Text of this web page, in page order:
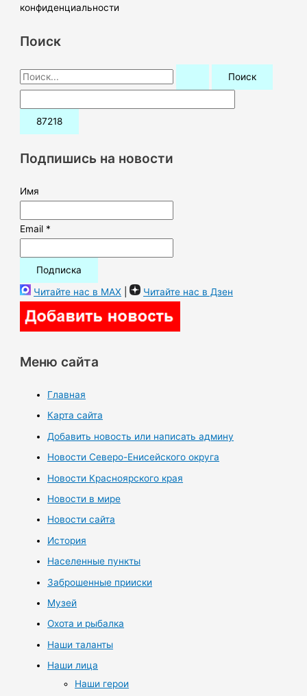
конфиденциальности
Поиск
П
о
и
:Подпишись на новости
Имя
Email *
Читайте нас в MAX | Читайте нас в Дзен
Меню сайта
Главная
Карта сайта
Добавить новость или написать админу
Новости Северо-Енисейского округа
Новости Красноярского края
Новости в мире
Новости сайта
История
Населенные пункты
Заброшенные прииски
Музей
Охота и рыбалка
Наши таланты
Наши лица
Наши герои